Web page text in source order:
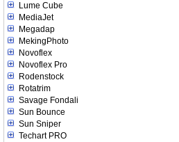
Lume Cube
MediaJet
Megadap
MekingPhoto
Novoflex
Novoflex Pro
Rodenstock
Rotatrim
Savage Fondali
Sun Bounce
Sun Sniper
Techart PRO